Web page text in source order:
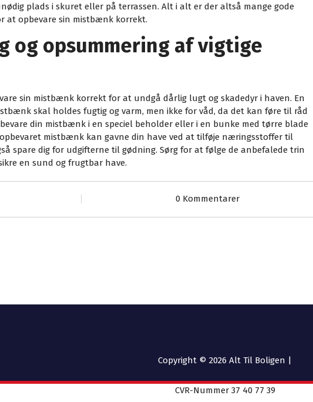
plads i skuret eller på terrassen. Alt i alt er der altså mange gode
at opbevare sin mistbænk korrekt.
og opsummering af vigtige
sin mistbænk korrekt for at undgå dårlig lugt og skadedyr i haven. En
skal holdes fugtig og varm, men ikke for våd, da det kan føre til råd
din mistbænk i en speciel beholder eller i en bunke med tørre blade
mistbænk kan gavne din have ved at tilføje næringsstoffer til
spare dig for udgifterne til gødning. Sørg for at følge de anbefalede trin
en sund og frugtbar have.
0 Kommentarer
Copyright © 2026 Alt Til Boligen |
CVR-Nummer 37 40 77 39